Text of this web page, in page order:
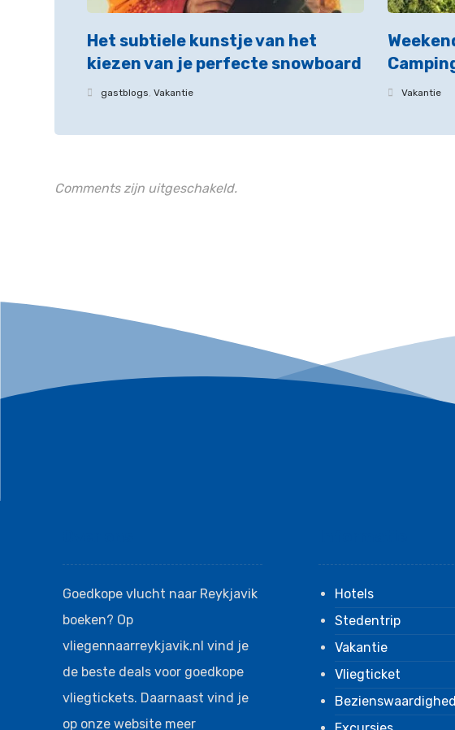
Het subtiele kunstje van het
kiezen van je perfecte snowboard
gastblogs,Vakantie Vakantie
Comments zijn uitgeschakeld.
Goedkope vlucht naar Reykjavik
boeken? Op
vliegennaarreykjavik.nl vind je
de beste deals voor goedkope
vliegtickets. Daarnaast vind je
op onze website meer
Hotels
Stedentrip
Vakantie
Vliegticket